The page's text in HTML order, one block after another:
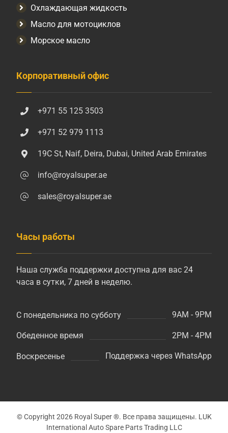
Охлаждающая жидкость
Масло для мотоциклов
Морское масло
Корпоративный офис
+971 55 125 3503
+971 52 979 1113
19C St, Naif, Deira, Dubai, United Arab Emirates
info@royalsuper.ae
sales@royalsuper.ae
Часы работы
Наша служба поддержки доступна для вас 24
часа в сутки, 7 дней в неделю.
С понедельника по субботу 9AM - 9PM
Обеденное время 2PM - 4PM
Воскресенье Поддержка через WhatsApp
© Copyright 2026 Royal Super ®. Все права защищены. LUK
International Auto Spare Parts Trading LLC